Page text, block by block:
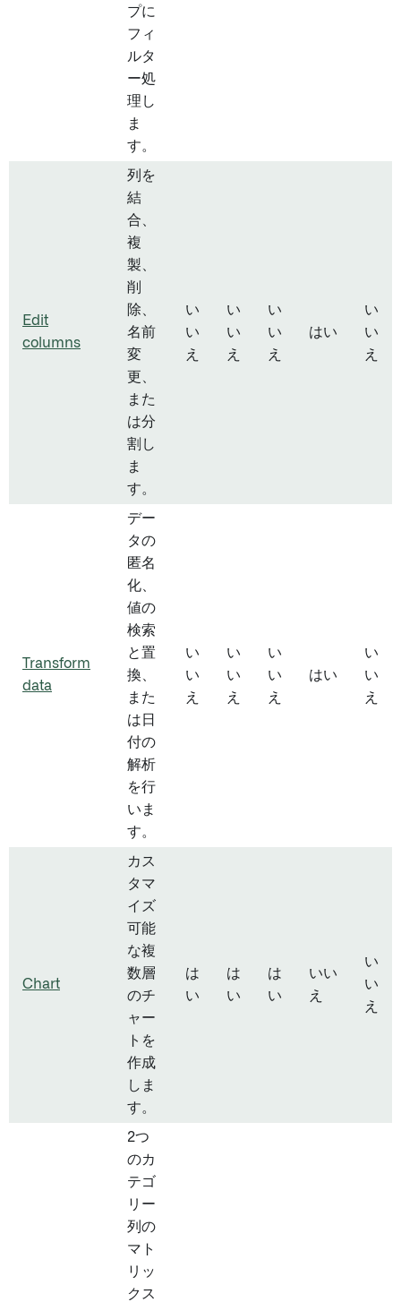
プに
フィ
ルタ
ー処
理し
ま
す。
Edit
columns
列を
結
合、
複
製、
削
除、
名前
変
更、
また
は分
割し
ま
す。
い
い
え
い
い
え
い
い
え
はい
い
い
え
Transform
data
デー
タの
匿名
化、
値の
検索
と置
換、
また
は日
付の
解析
を行
いま
す。
い
い
え
い
い
え
い
い
え
はい
い
い
え
Chart
カス
タマ
イズ
可能
な複
数層
のチ
ャー
トを
作成
しま
す。
は
い
は
い
は
い
いい
え
い
い
え
2つ
のカ
テゴ
リー
列の
マト
リッ
クス